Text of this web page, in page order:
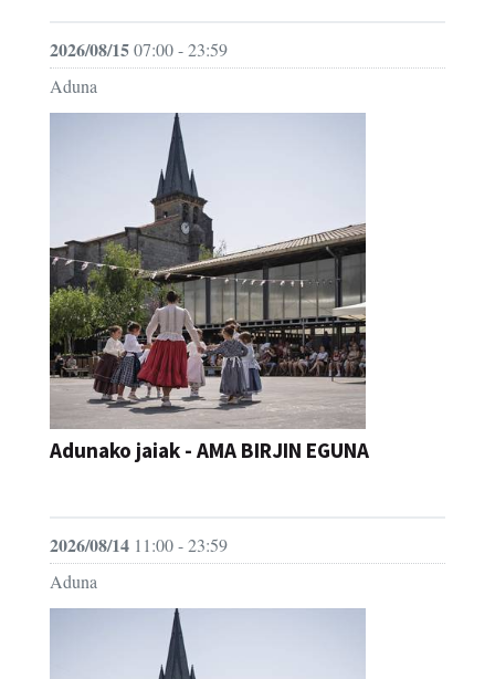
2026/08/1507:00 - 23:59
Aduna
Adunako jaiak - AMA BIRJIN EGUNA
2026/08/14 11:00 - 23:59
Aduna